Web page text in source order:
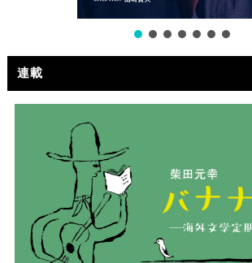
連載